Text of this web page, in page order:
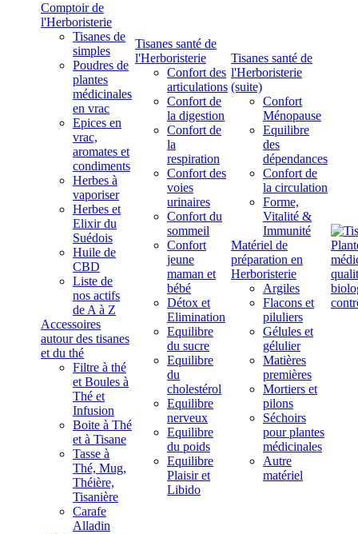
Comptoir de
l'Herboristerie
Tisanes de
simples
Poudres de
plantes
médicinales
en vrac
Epices en
vrac,
aromates et
condiments
Herbes à
vaporiser
Herbes et
Elixir du
Suédois
Huile de
CBD
Liste de
nos actifs
de A à Z
Accessoires
autour des tisanes
et du thé
Filtre à thé
et Boules à
Thé et
Infusion
Boite à Thé
et à Tisane
Tasse à
Thé, Mug,
Théière,
Tisanière
Carafe
Alladin
Tisanes santé de
l'Herboristerie
Confort des
articulations
Confort de
la digestion
Confort de
la
respiration
Confort des
voies
urinaires
Confort du
sommeil
Confort
jeune
maman et
bébé
Détox et
Elimination
Equilibre
du sucre
Equilibre
du
cholestérol
Equilibre
nerveux
Equilibre
du poids
Equilibre
Plaisir et
Libido
Tisanes santé de
l'Herboristerie
(suite)
Confort
Ménopause
Equilibre
des
dépendances
Confort de
la circulation
Forme,
Vitalité &
Immunité
Matériel de
préparation en
Herboristerie
Argiles
Flacons et
piluliers
Gélules et
gélulier
Matières
premières
Mortiers et
pilons
Séchoirs
pour plantes
médicinales
Autre
matériel